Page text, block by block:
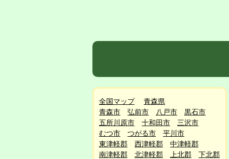
全国マップ
青森県
青森市
弘前市 八戸市
黒石市
五所川原市
十和田市
三沢市
むつ市
つがる市
平川市
東津軽郡
西津軽郡
中津軽郡
南津軽郡
北津軽郡 上北郡
下北郡